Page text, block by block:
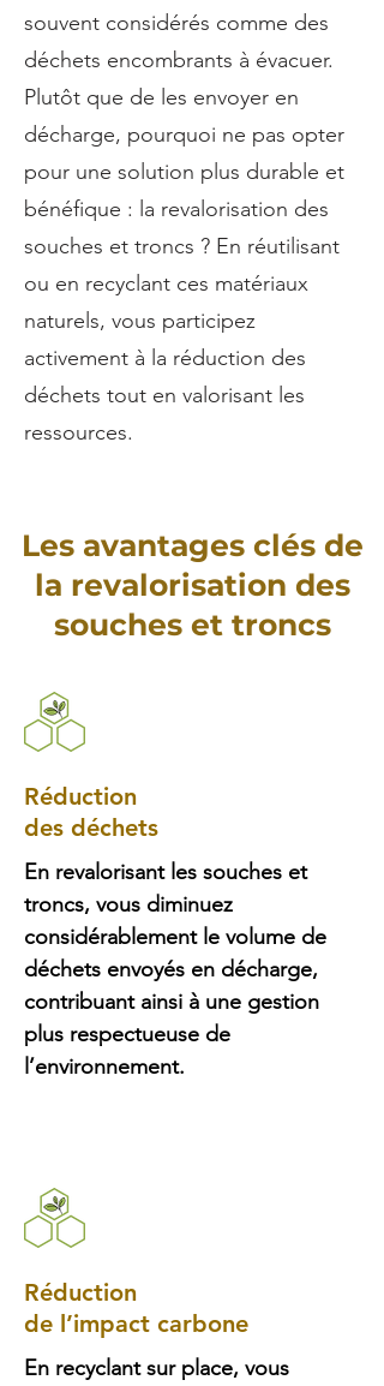
souvent considérés comme des
déchets encombrants à évacuer.
Plutôt que de les envoyer en
décharge, pourquoi ne pas opter
pour une solution plus durable et
bénéfique : la revalorisation des
souches et troncs ? En réutilisant
ou en recyclant ces matériaux
naturels, vous participez
activement à la réduction des
déchets tout en valorisant les
ressources.
Les avantages clés de
la revalorisation des
souches et troncs
Réduction
des déchets
En revalorisant les souches et
troncs, vous diminuez
considérablement le volume de
déchets envoyés en décharge,
contribuant ainsi à une gestion
plus respectueuse de
l’environnement.
Réduction
de l’impact carbone
En recyclant sur place, vous